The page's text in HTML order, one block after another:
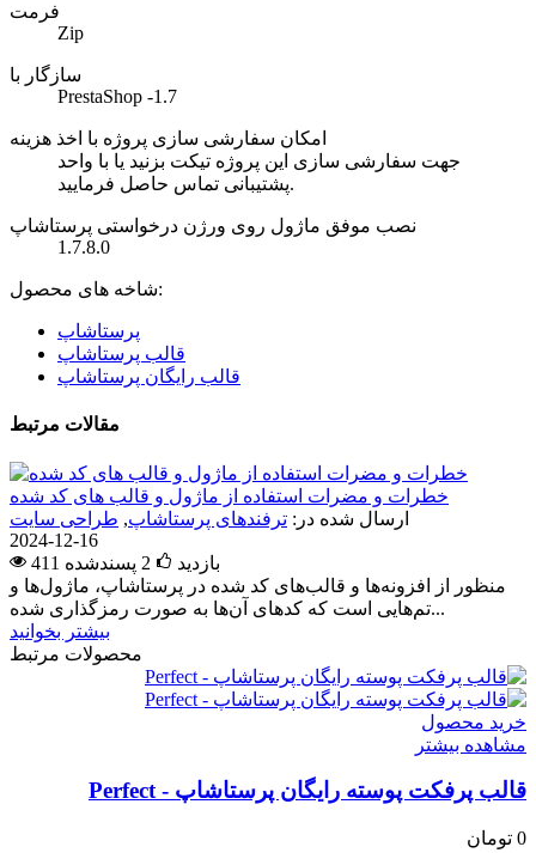
فرمت
Zip
سازگار با
PrestaShop -1.7
امکان سفارشی سازی پروژه با اخذ هزینه
جهت سفارشی سازی این پروژه تیکت بزنید یا با واحد
پشتیبانی تماس حاصل فرمایید.
نصب موفق ماژول روی ورژن درخواستی پرستاشاپ
1.7.8.0
شاخه های محصول:
پرستاشاپ
قالب پرستاشاپ
قالب رایگان پرستاشاپ
مقالات مرتبط
خطرات و مضرات استفاده از ماژول و قالب های کد شده
ارسال شده در: ترفندهای پرستاشاپ, طراحی سایت
2024-12-16
411 بازدید
2 پسندشده
منظور از افزونه‌ها و قالب‌های کد شده در پرستاشاپ، ماژول‌ها و
تم‌هایی است که کدهای آن‌ها به صورت رمزگذاری شده...
بیشتر بخوانید
محصولات مرتبط
خرید محصول
مشاهده بیشتر
قالب پرفکت پوسته رایگان پرستاشاپ - Perfect
0 تومان